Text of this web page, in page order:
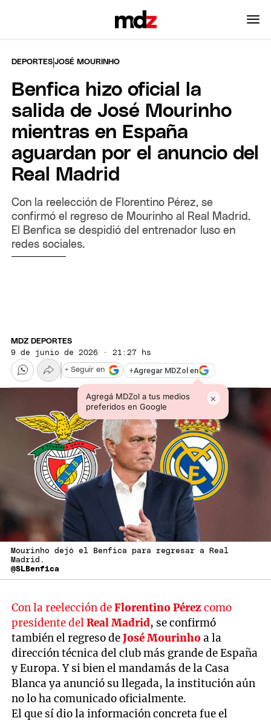
DEPORTES |JOSÉ MOURINHO
Benfica hizo oficial la
salida de José Mourinho
mientras en España
aguardan por el anuncio del
Real Madrid
Con la reelección de Florentino Pérez, se
confirmó el regreso de Mourinho al Real Madrid.
El Benfica se despidió del entrenador luso en
redes sociales.
MDZ DEPORTES
9 de junio de 2026 · 21:27 hs
+Agregar MDZol en
Agregá MDZol a tus medios
preferidos en Google
×
+ Seguir en
Mourinho dejó el Benfica para regresar a Real
Madrid.
@SLBenfica
Con la reelección deFlorentino Pérez como
presidente delReal Madrid, se confirmó
también el regreso deJosé Mourinhoa la
dirección técnica del club más grande de España
y Europa. Y si bien el mandamás de la Casa
Blanca ya anunció su llegada, la institución aún
no lo ha comunicado oficialmente.
El que sí dio la información concreta fue el